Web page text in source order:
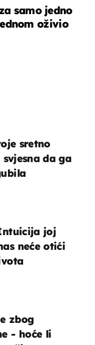
samo jedno
oživio
sretno
da ga
joj
neće otići
zbog
- hoće li